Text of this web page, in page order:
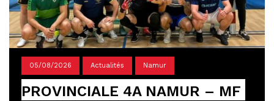
05/08/2026 Actualités Namur
PROVINCIALE 4A NAMUR – MF